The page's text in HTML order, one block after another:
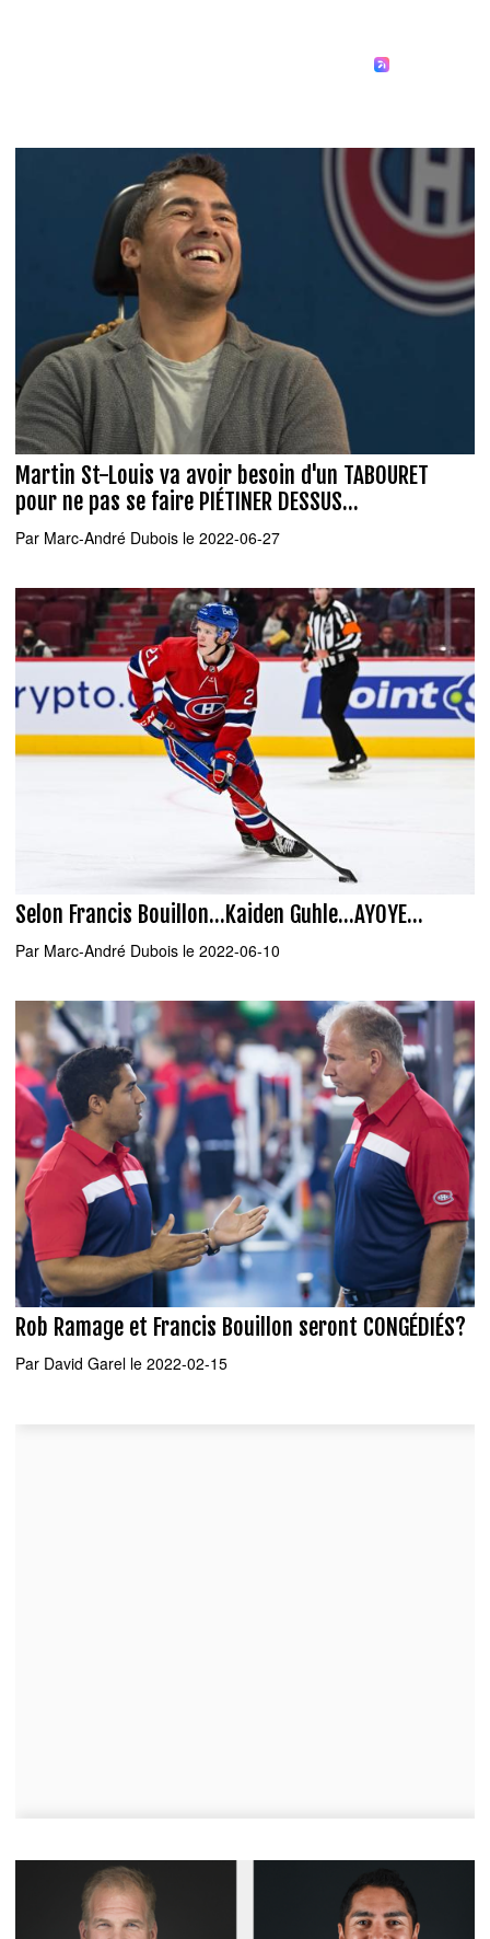
Martin St-Louis va avoir besoin d'un TABOURET
pour ne pas se faire PIÉTINER DESSUS...
Par Marc-André Dubois le 2022-06-27
Selon Francis Bouillon...Kaiden Guhle...AYOYE...
Par Marc-André Dubois le 2022-06-10
Rob Ramage et Francis Bouillon seront CONGÉDIÉS?
Par David Garel le 2022-02-15